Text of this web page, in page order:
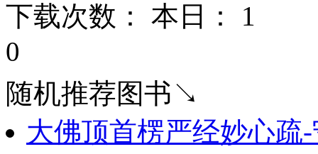
下载次数： 本日： 1
0
随机推荐图书↘
大佛顶首楞严经妙心疏